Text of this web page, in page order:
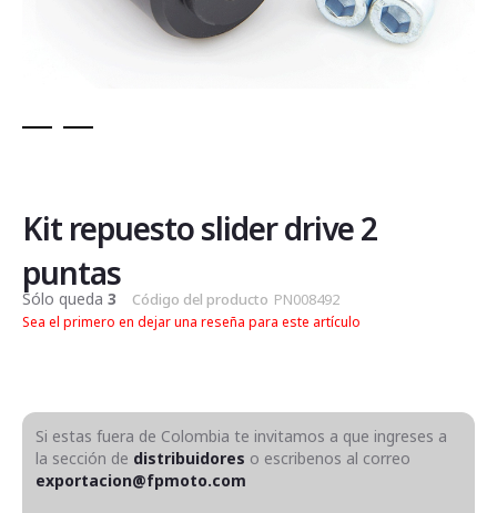
de
la
de
imágenes
Kit repuesto slider drive 2
puntas
Sólo queda 3 Código del producto PN008492
Sea el primero en dejar una reseña para este artículo
Si estas fuera de Colombia te invitamos a que ingreses a
la sección de distribuidores o escribenos al correo
exportacion@fpmoto.com